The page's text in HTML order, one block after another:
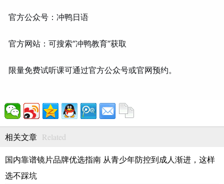
官方公众号：冲鸭日语
官方网站：可搜索“冲鸭教育”获取
限量免费试听课可通过官方公众号或官网预约。
相关文章 Related
国内靠谱镜片品牌优选指南 从青少年防控到成人渐进，这样
选不踩坑